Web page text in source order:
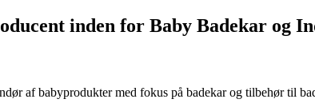
inden for Baby Badekar og
af babyprodukter med fokus på badekar og tilbehør til